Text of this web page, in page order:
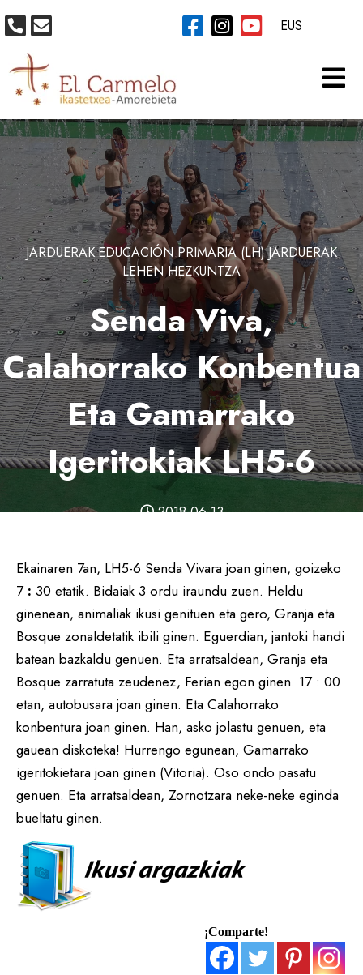
JARDUERAKEDUCACIÓN PRIMARIA (LH)JARDUERAK
LEHEN HEZKUNTZA
Senda Viva,
Calahorrako Konbentua
Eta Gamarrako
Igeritokiak LH5-6
2018-06-13
Ekainaren 7an, LH5-6 Senda Vivara joan ginen, goizeko
7 : 30 etatik. Bidaiak 3 ordu iraundu zuen. Heldu
ginenean, animaliak ikusi genituen eta gero, Granja eta
Bosque zonaldetatik ibili ginen. Eguerdian, jantoki handi
batean bazkaldu genuen. Eta arratsaldean, Granja eta
Bosque zarratuta zeudenez, Ferian egon ginen. 17 : 00
etan, autobusara joan ginen. Eta Calahorrako
konbentura joan ginen. Han, asko jolastu genuen, eta
gauean diskoteka! Hurrengo egunean, Gamarrako
igeritokietara joan ginen (Vitoria). Oso ondo pasatu
genuen. Eta arratsaldean, Zornotzara neke-neke eginda
bueltatu ginen.
¡Comparte!
EUS